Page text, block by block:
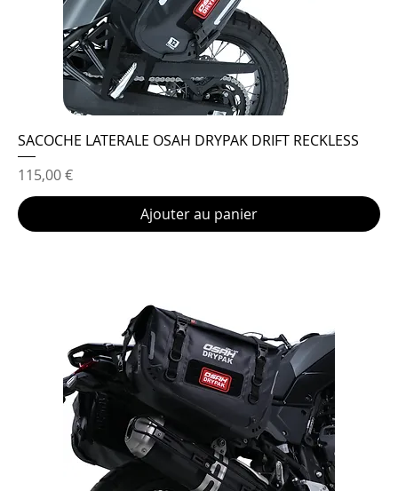
SACOCHE LATERALE OSAH DRYPAK DRIFT RECKLESS
Prix
115,00 €
Ajouter au panier